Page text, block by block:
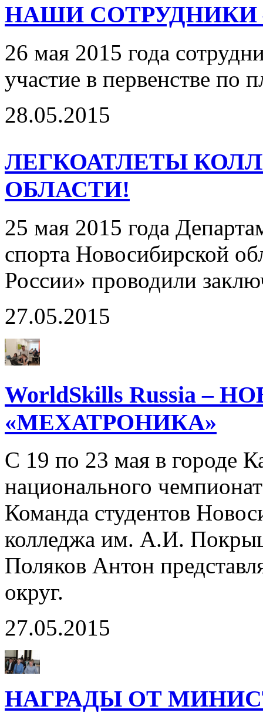
НАШИ
26 мая 2015 года
участие в первенстве по
28.05.2015
ЛЕГКОАТЛЕТЫ
ОБЛАСТИ!
25 мая 2015 года
спорта Новосибирской
России» проводили
27.05.2015
WorldSkills Russia –
«МЕХАТРОНИКА»
С 19 по 23 мая в городе
национального
Команда студентов
колледжа им. А.И.
Поляков Антон
округ.
27.05.2015
НАГРАДЫ ОТ